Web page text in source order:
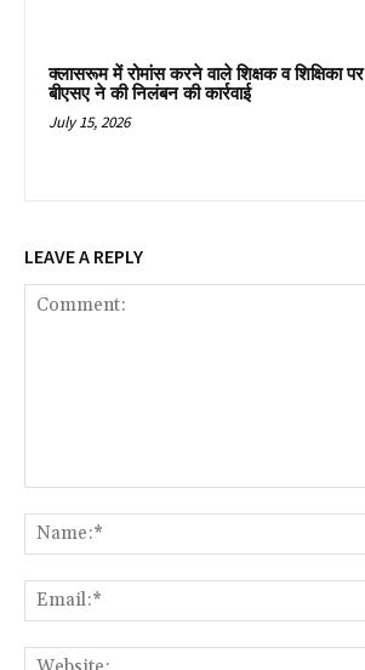
क्लासरूम में रोमांस करने वाले शिक्षक व शिक्षिका पर
बीएसए ने की निलंबन की कार्रवाई
July 15, 2026
LEAVE A REPLY